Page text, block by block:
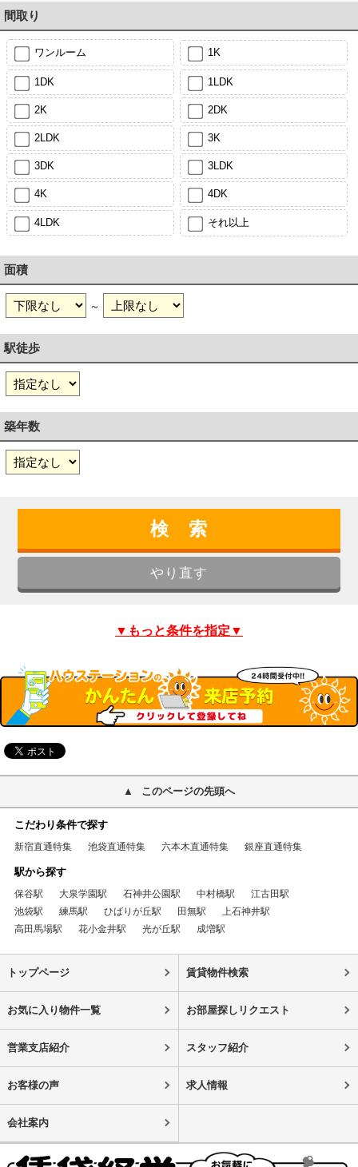
間取り
ワンルーム 1K
1DK 1LDK
2K 2DK
2LDK 3K
3DK 3LDK
4K 4DK
4LDK それ以上
面積
～
駅徒歩
築年数
▼もっと条件を指定▼
このページの先頭へ
こだわり条件で探す
新宿直通特集 池袋直通特集 六本木直通特集 銀座直通特集
駅から探す
保谷駅 大泉学園駅 石神井公園駅 中村橋駅
江古田駅
池袋駅
練馬駅 ひばりが丘駅 田無駅
上石神井駅
高田馬場駅
花小金井駅 光が丘駅 成増駅
トップページ 賃貸物件検索
お気に入り物件一覧 お部屋探しリクエスト
営業支店紹介 スタッフ紹介
お客様の声 求人情報
会社案内